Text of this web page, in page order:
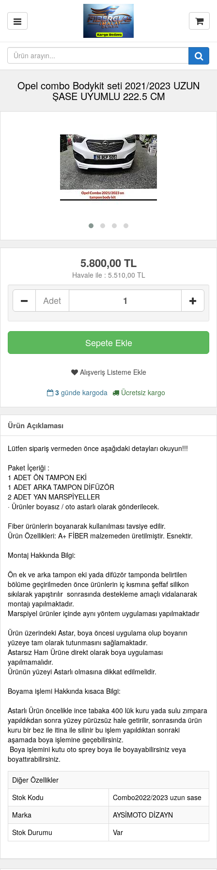
Opel combo Bodykit seti 2021/2023 UZUN
ŞASE UYUMLU 222.5 CM
5.800,00 TL
Havale ile : 5.510,00 TL
Adet
Alışveriş Listeme Ekle
3 günde kargoda Ücretsiz kargo
Ürün Açıklaması
Lütfen sipariş vermeden önce aşağıdaki detayları okuyun!!!
Paket İçeriği :
1 ADET ÖN TAMPON EKİ
1 ADET ARKA TAMPON DİFÜZÖR
2 ADET YAN MARSPİYELLER
· Ürünler boyasız / oto astarlı olarak gönderilecek.
Fiber ürünlerin boyanarak kullanılması tavsiye edilir.
Ürün Özellikleri: A+ FİBER malzemeden üretilmiştir. Esnektir.
Montaj Hakkında Bilgi:
Ön ek ve arka tampon eki yada difüzör tamponda belirtilen
bölüme geçirilmeden önce ürünlerin iç kısmına şeffaf silikon
sıkılarak yapıştırılır sonrasında destekleme amaçlı vidalanarak
montajı yapılmaktadır.
Marspiyel ürünler içinde aynı yöntem uygulaması yapılmaktadır
Ürün üzerindeki Astar, boya öncesi uygulama olup boyanın
yüzeye tam olarak tutunmasını sağlamaktadır.
Astarsız Ham Ürüne direkt olarak boya uygulaması
yapılmamalıdır.
Ürünün yüzeyi Astarlı olmasına dikkat edilmelidir.
Boyama işlemi Hakkında kısaca Bilgi:
Astarlı Ürün öncelikle ince tabaka 400 lük kuru yada sulu zımpara
yapıldıkdan sonra yüzey pürüzsüz hale getirilir, sonrasında ürün
kuru bir bez ile itina ile silinir bu işlem yapıldıktan sonraki
aşamada boya işlemine geçebilirsiniz.
Boya işlemini kutu oto sprey boya ile boyayabilirsiniz veya
boyattırabilirsiniz.
Diğer Özellikler
Stok Kodu
Combo2022/2023 uzun sase
Marka
AYSİMOTO DİZAYN
Stok Durumu
Var